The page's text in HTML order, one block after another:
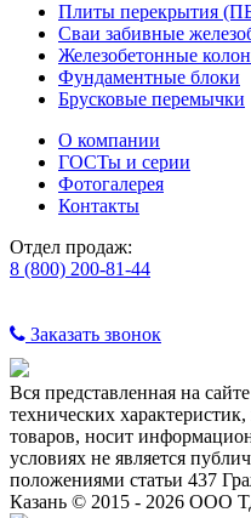
Плиты перекрытия
Сваи забивные
Железобетонные
Фундаментные блоки
Брусковые перемычки
О компании
ГОСТы и серии
Фотогалерея
Контакты
Отдел продаж:
8 (800) 200-81-44
Заказать звонок
Вся представленная на
технических
товаров, носит
условиях не является
положениями статьи 437
Казань © 2015 - 2026 ООО